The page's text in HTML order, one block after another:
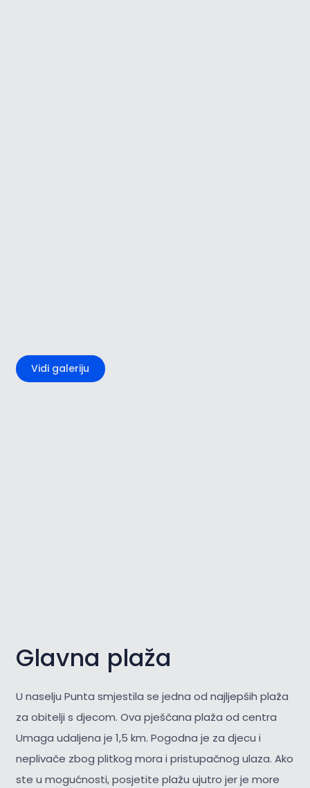
Vidi galeriju
Glavna plaža
U naselju Punta smjestila se jedna od najljepših plaža
za obitelji s djecom. Ova pješčana plaža od centra
Umaga udaljena je 1,5 km. Pogodna je za djecu i
neplivače zbog plitkog mora i pristupačnog ulaza. Ako
ste u mogućnosti, posjetite plažu ujutro jer je more